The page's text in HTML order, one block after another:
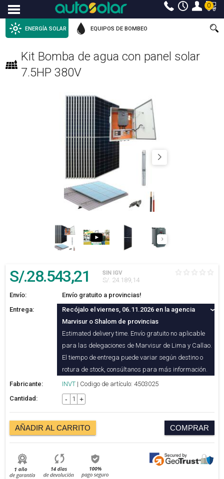
Menu 0
ENERGÍA SOLAR EQUIPOS DE BOMBEO
Kit Bomba de agua con panel solar
7.5HP 380V
S/.28.543,21 SIN IGV
S/. 24.189,14
Envío:
Envío gratuito a provincias!
Entrega:
Recójalo el viernes, 06.11.2026 en la agencia
Marvisur o Shalom de provincias
Estimated delivery time. Envío gratuito no aplicable
para las delegaciones de Marvisur de Lima y Callao.
El tiempo de entrega puede variar según destino o
rotura de stock, consúltanos para más información.
Fabricante:
INVT | Codigo de artículo: 4503025
Cantidad:
- +
AÑADIR AL CARRITO COMPRAR